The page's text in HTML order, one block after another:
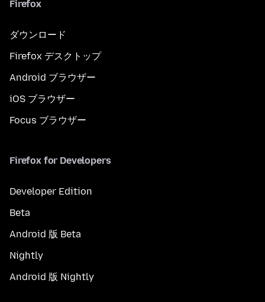
Firefox
ダウンロード
Firefox デスクトップ
Android ブラウザー
iOS ブラウザー
Focus ブラウザー
Firefox for Developers
Developer Edition
Beta
Android 版 Beta
Nightly
Android 版 Nightly